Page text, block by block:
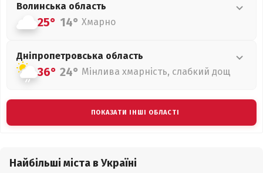
Волинська область
25° 14° Хмарно
Дніпропетровська область
36° 24° Мінлива хмарність, слабкий дощ
ПОКАЗАТИ ІНШІ ОБЛАСТІ
Найбільші міста в Україні